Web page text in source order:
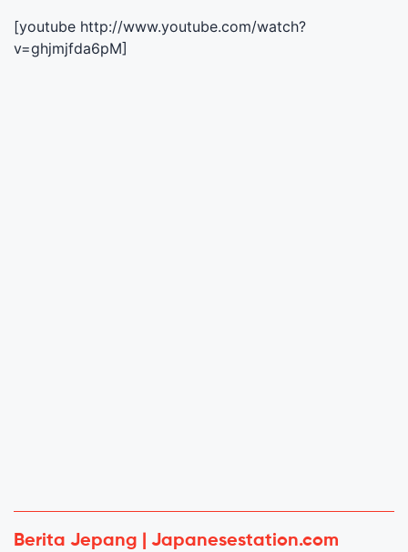
[youtube http://www.youtube.com/watch?
v=ghjmjfda6pM]
Berita Jepang | Japanesestation.com